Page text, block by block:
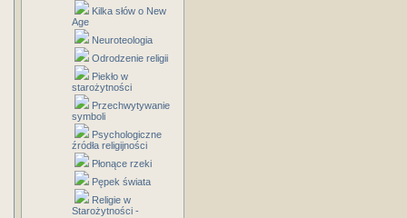
Kilka słów o New
Age
Neuroteologia
Odrodzenie religii
Piekło w
starożytności
Przechwytywanie
symboli
Psychologiczne
źródła religijności
Płonące rzeki
Pępek świata
Religie w
Starożytności -